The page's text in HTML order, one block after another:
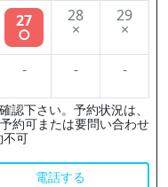
27
○
28
×
29
×
- - -
認下さい。予約状況は、
約可または要問い合わせ
不可
電話する